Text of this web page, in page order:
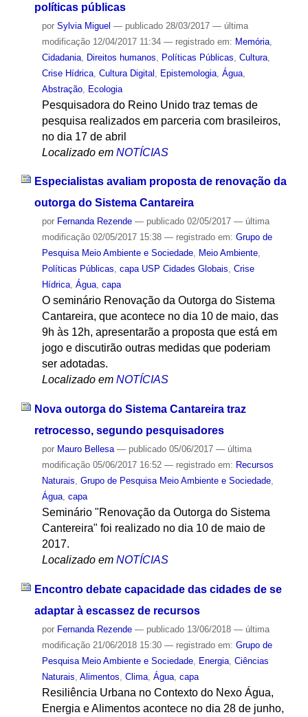
políticas públicas
por Sylvia Miguel — publicado28/03/2017 — última
modificação12/04/2017 11:34 — registrado em: Memória,
Cidadania, Direitos humanos Políticas Públicas Cultura,
Crise Hídrica, Cultura Digital Epistemologia, Água,
Abstração, Ecologia
Pesquisadora do Reino Unido traz temas de
pesquisa realizados em parceria com brasileiros,
no dia 17 de abril
Localizado em NOTÍCIAS
Especialistas avaliam proposta de renovação da
outorga do Sistema Cantareira
por Fernanda Rezende — publicado02/05/2017 — última
modificação02/05/2017 15:38 — registrado em: Grupo de
Pesquisa Meio Ambiente e Sociedade, Meio Ambiente,
Políticas Públicas, capa USP Cidades Globais, Crise
Hídrica, Água, capa
O seminário Renovação da Outorga do Sistema
Cantareira, que acontece no dia 10 de maio, das
9h às 12h, apresentarão a proposta que está em
jogo e discutirão outras medidas que poderiam
ser adotadas.
Localizado em NOTÍCIAS
Nova outorga do Sistema Cantareira traz
retrocesso, segundo pesquisadores
por Mauro Bellesa — publicado05/06/2017 — última
modificação05/06/2017 16:52 — registrado em: Recursos
Naturais, Grupo de Pesquisa Meio Ambiente e Sociedade,
Água, capa
Seminário "Renovação da Outorga do Sistema
Cantereira" foi realizado no dia 10 de maio de
2017.
Localizado em NOTÍCIAS
Encontro debate capacidade das cidades de se
adaptar à escassez de recursos
por Fernanda Rezende — publicado13/06/2018 — última
modificação21/06/2018 15:30 — registrado em: Grupo de
Pesquisa Meio Ambiente e Sociedade, Energia, Ciências
Naturais Alimentos Clima, Água, capa
Resiliência Urbana no Contexto do Nexo Água,
Energia e Alimentos acontece no dia 28 de junho,